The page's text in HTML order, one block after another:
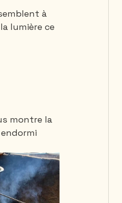
à
lumière ce
montre la